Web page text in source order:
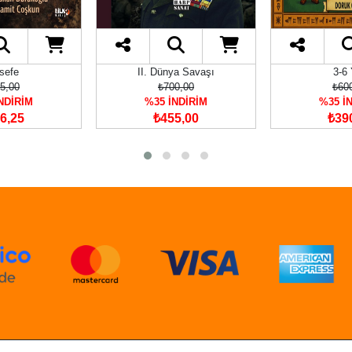
II. Dünya Savaşı
₺700,00
%35 İNDİRİM
₺455,00
3-6
%35